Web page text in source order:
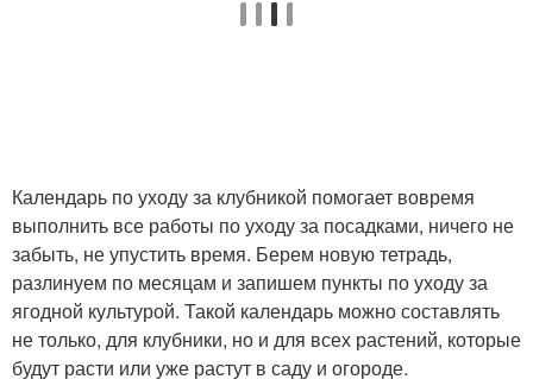
Календарь по уходу за клубникой помогает вовремя
выполнить все работы по уходу за посадками, ничего не
забыть, не упустить время. Берем новую тетрадь,
разлинуем по месяцам и запишем пункты по уходу за
ягодной культурой. Такой календарь можно составлять
не только, для клубники, но и для всех растений, которые
будут расти или уже растут в саду и огороде.